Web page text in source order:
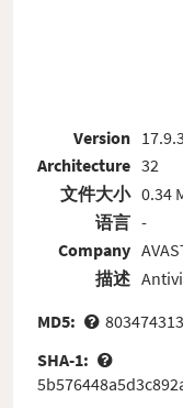
Version
Architecture
文件大小
语言
Company
描述
32
0.34
-
MD5:
SHA-1: